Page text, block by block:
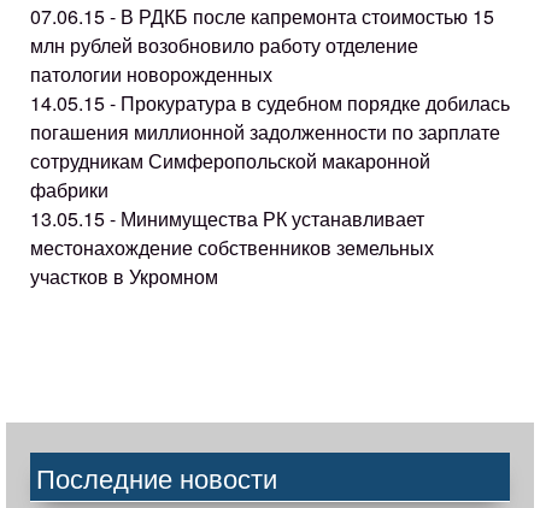
07.06.15 - В РДКБ после капремонта стоимостью 15
млн рублей возобновило работу отделение
патологии новорожденных
14.05.15 - Прокуратура в судебном порядке добилась
погашения миллионной задолженности по зарплате
сотрудникам Симферопольской макаронной
фабрики
13.05.15 - Минимущества РК устанавливает
местонахождение собственников земельных
участков в Укромном
Последние новости